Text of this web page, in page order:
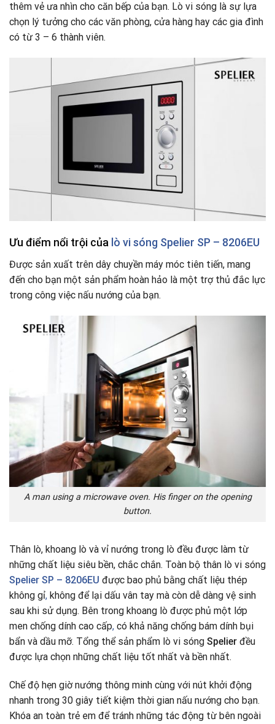
thêm vẻ ưa nhìn cho căn bếp của bạn. Lò vi sóng là sự lựa
chọn lý tưởng cho các văn phòng, cửa hàng hay các gia đình
có từ 3 – 6 thành viên.
Ưu điểm nổi trội của lò vi sóng Spelier SP – 8206EU
Được sản xuất trên dây chuyền máy móc tiên tiến, mang
đến cho bạn một sản phẩm hoàn hảo là một trợ thủ đắc lực
trong công việc nấu nướng của bạn.
A man using a microwave oven. His finger on the opening
button.
Thân lò, khoang lò và vỉ nướng trong lò đều được làm từ
những chất liệu siêu bền, chắc chắn. Toàn bộ thân lò vi sóng
Spelier SP – 8206EU được bao phủ bằng chất liệu thép
không gỉ, không để lại dấu vân tay mà còn dễ dàng vệ sinh
sau khi sử dụng. Bên trong khoang lò được phủ một lớp
men chống dính cao cấp, có khả năng chống bám dính bụi
bẩn và dầu mỡ. Tổng thể sản phẩm lò vi sóng Spelier đều
được lựa chọn những chất liệu tốt nhất và bền nhất.
Chế độ hẹn giờ nướng thông minh cùng với nút khởi động
nhanh trong 30 giây tiết kiệm thời gian nấu nướng cho bạn.
Khóa an toàn trẻ em để tránh những tác động từ bên ngoài